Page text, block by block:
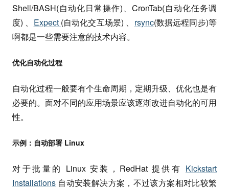
Shell/BASH(自动化日常操作)、CronTab(自动化任务调
度) 、 Expect (自动化交互场景) 、 rsync(数据远程同步)等
啊都是一些需要注意的技术内容。
优化自动化过程
自动化过程一般要有个生命周期，定期升级、优化也是有
必要的。面对不同的应用场景应该逐渐改进自动化的可用
性。
示例：自动部署 Linux
对于批量的 Linux 安装，RedHat 提供有 Kickstart
Installations 自动安装解决方案，不过该方案相对比较繁